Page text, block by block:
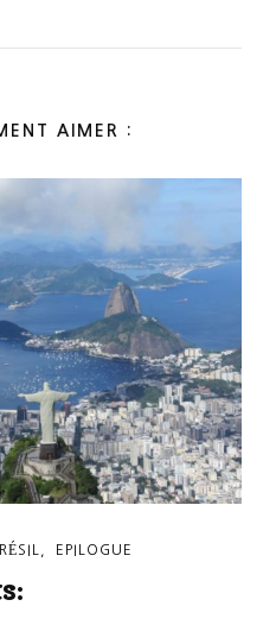
AIMER :
EPILOGUE